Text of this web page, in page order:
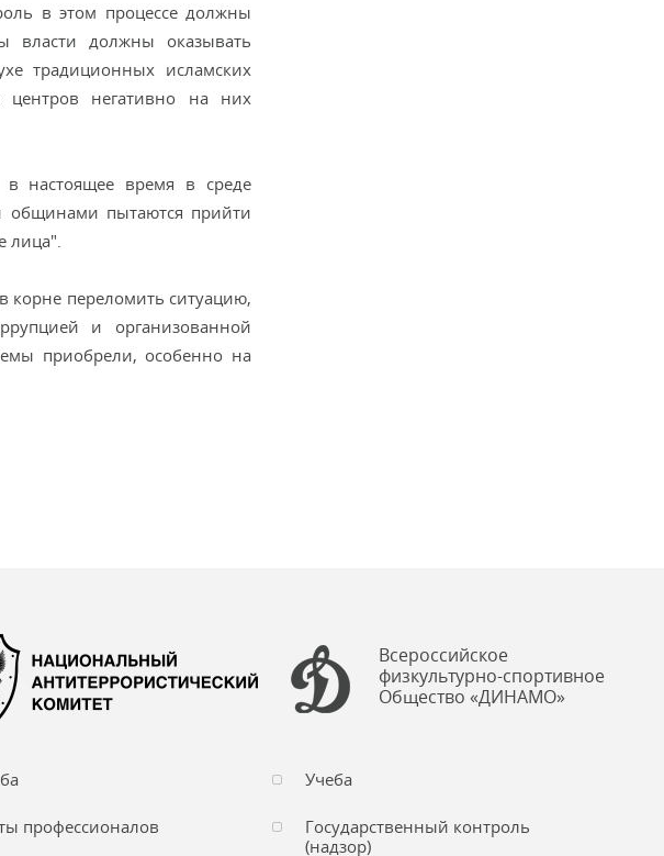
в этом процессе должны
власти должны оказывать
традиционных исламских
центров негативно на них
в настоящее время в среде
общинами пытаются прийти
лица".
корне переломить ситуацию,
и организованной
приобрели, особенно на
Всероссийское
физкультурно-спортивное
Общество «ДИНАМО»
Учеба
профессионалов
Государственный контроль
(надзор)